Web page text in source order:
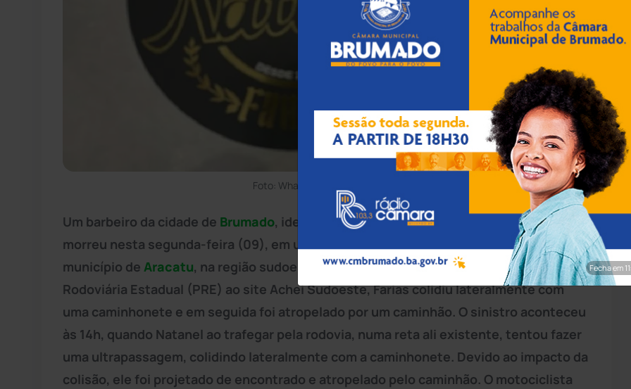
Foto: WhatsApp/Achei Sudoeste
Um barbeiro da cidade de Brumado, identificado como Natanael Farias, 23 anos,
morreu nesta segunda-feira (09), em um acidente no km 410, da BA-262, trecho do
município de Aracatu, na região sudoeste da Bahia. Segundo informou a Polícia
Rodoviária Estadual (PRE) ao site Achei Sudoeste, Farias colidiu lateralmente com
uma caminhonete e em seguida foi atropelado por um caminhão. O sinistro aconteceu
às 14h, quando Natanel ao trafegar pela rodovia, numa reta ali existente, tentou fazer
uma ultrapassagem, colidindo lateralmente com a caminhonete. Devido ao impacto da
colisão, ele foi projetado de encontrado e atropelado pelo caminhão. O motociclista
Fecha em